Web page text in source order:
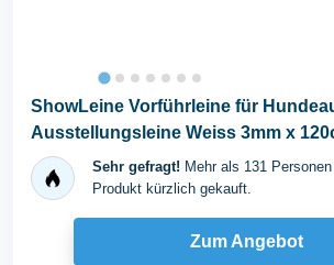
ShowLeine Vorführleine für
Ausstellungsleine Weiss 3mm x
Sehr gefragt! Mehr als 131
Produkt kürzlich gekauft.
Zum Angebot